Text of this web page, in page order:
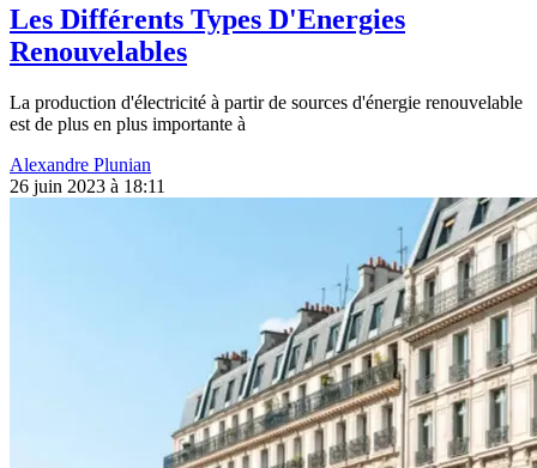
Les Différents Types D'Energies
Renouvelables
La production d'électricité à partir de sources d'énergie renouvelable
est de plus en plus importante à
Alexandre Plunian
26 juin 2023 à 18:11